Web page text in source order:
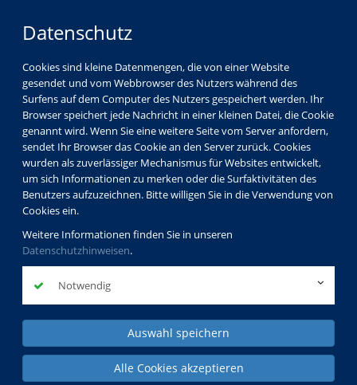
Datenschutz
Cookies sind kleine Datenmengen, die von einer Website
gesendet und vom Webbrowser des Nutzers während des
Surfens auf dem Computer des Nutzers gespeichert werden. Ihr
Browser speichert jede Nachricht in einer kleinen Datei, die Cookie
genannt wird. Wenn Sie eine weitere Seite vom Server anfordern,
sendet Ihr Browser das Cookie an den Server zurück. Cookies
wurden als zuverlässiger Mechanismus für Websites entwickelt,
um sich Informationen zu merken oder die Surfaktivitäten des
Benutzers aufzuzeichnen. Bitte willigen Sie in die Verwendung von
Cookies ein.
Weitere Informationen finden Sie in unseren
Datenschutzhinweisen.
Notwendig
Auswahl speichern
Alle Cookies akzeptieren
Niederländisch online